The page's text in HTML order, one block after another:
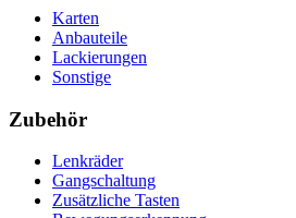
Karten
Anbauteile
Lackierungen
Sonstige
Zubehör
Lenkräder
Gangschaltung
Zusätzliche Tasten